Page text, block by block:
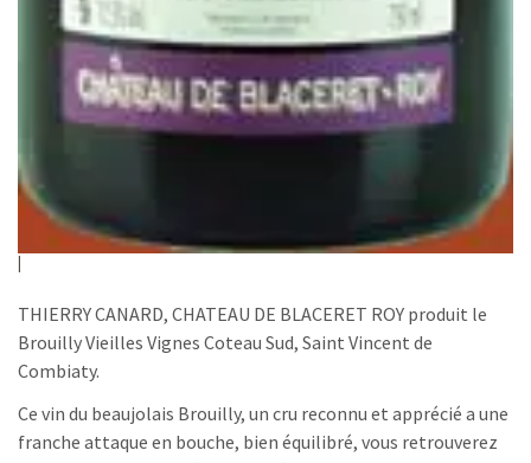
THIERRY CANARD, CHATEAU DE BLACERET ROY produit le
Brouilly Vieilles Vignes Coteau Sud, Saint Vincent de
Combiaty.
Ce vin du beaujolais Brouilly, un cru reconnu et apprécié a une
franche attaque en bouche, bien équilibré, vous retrouverez